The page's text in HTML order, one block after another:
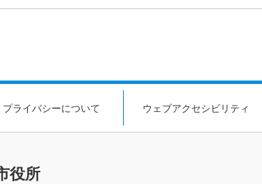
プライバシーについて ウェブアクセシビリティ
役所